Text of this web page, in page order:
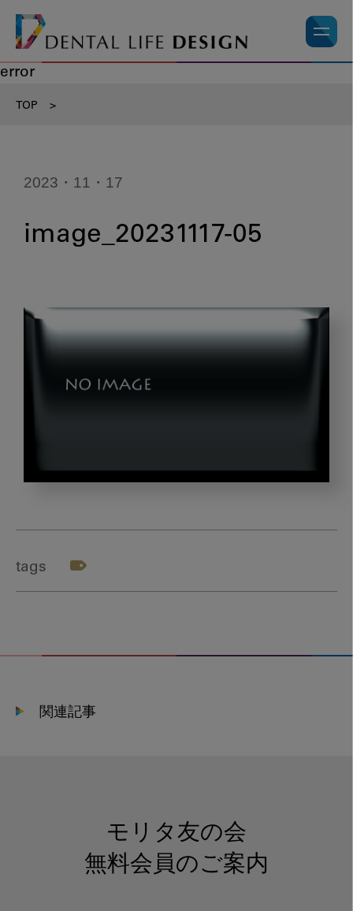
error
TOP >
2023・11・17
image_20231117-05
tags
関連記事
モリタ友の会
無料会員のご案内